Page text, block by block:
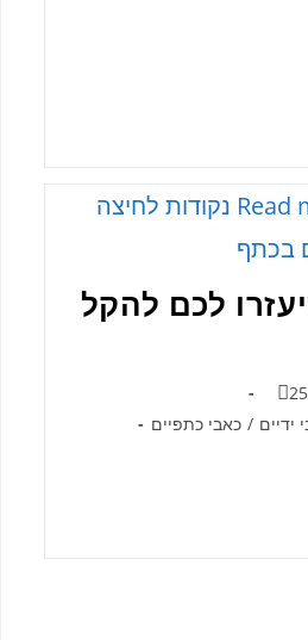
לכם להקל
ידיים / כאבי כתפיים